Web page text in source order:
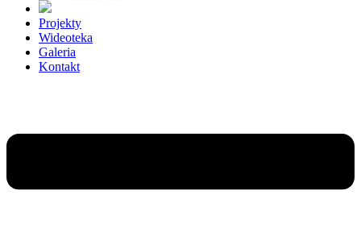
Projekty
Wideoteka
Galeria
Kontakt